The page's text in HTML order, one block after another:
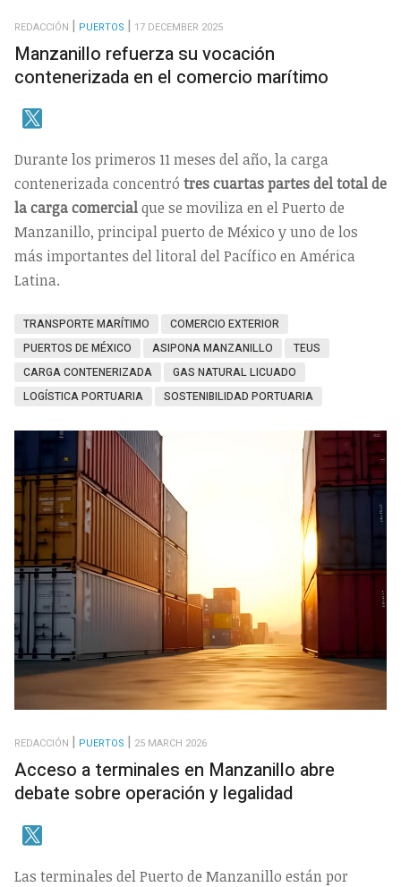
REDACCIÓN PUERTOS 17 DECEMBER 2025
Manzanillo refuerza su vocación
contenerizada en el comercio marítimo
Durante los primeros 11 meses del año, la carga
contenerizada concentró tres cuartas partes del total de
la carga comercialque se moviliza en el Puerto de
Manzanillo, principal puerto de México y uno de los
más importantes del litoral del Pacífico en América
Latina.
TRANSPORTE MARÍTIMO
COMERCIO EXTERIOR
PUERTOS DE MÉXICO
ASIPONA MANZANILLO
TEUS
CARGA CONTENERIZADA
GAS NATURAL LICUADO
LOGÍSTICA PORTUARIA
SOSTENIBILIDAD PORTUARIA
REDACCIÓN PUERTOS 25 MARCH 2026
Acceso a terminales en Manzanillo abre
debate sobre operación y legalidad
Las terminales del Puerto de Manzanillo están por